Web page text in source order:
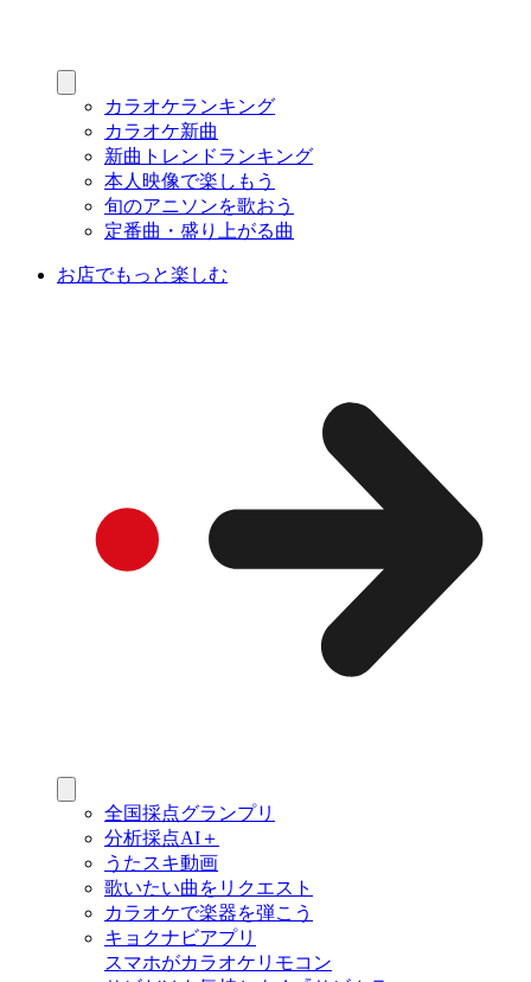
カラオケランキング
カラオケ新曲
新曲トレンドランキング
本人映像で楽しもう
旬のアニソンを歌おう
定番曲・盛り上がる曲
お店でもっと楽しむ
全国採点グランプリ
分析採点AI＋
うたスキ動画
歌いたい曲をリクエスト
カラオケで楽器を弾こう
キョクナビアプリ
スマホがカラオケリモコン